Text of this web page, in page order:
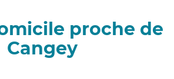
proche de
Cangey